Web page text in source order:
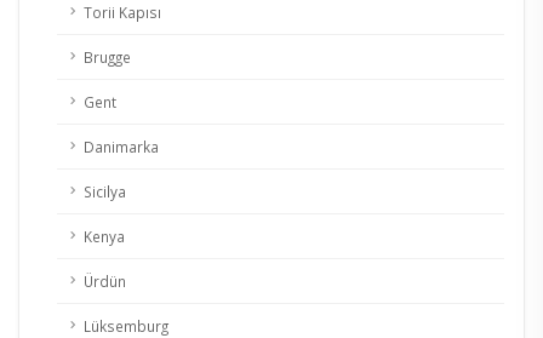
Torii Kapısı
Brugge
Gent
Danimarka
Sicilya
Kenya
Ürdün
Lüksemburg